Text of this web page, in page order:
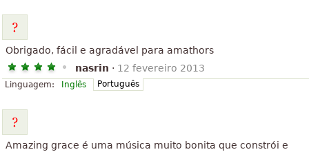
Obrigado, fácil e agradável para amathors
nasrin · 12 fevereiro 2013
Linguagem: Inglês Português
Amazing grace é uma música muito bonita que constrói e